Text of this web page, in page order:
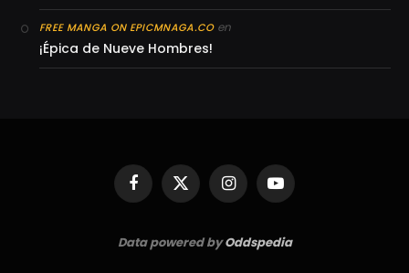
FREE MANGA ON EPICMNAGA.COen
¡Épica de Nueve Hombres!
Facebook
X
(Twitter)
InstagramYouTube
Data powered byOddspedia